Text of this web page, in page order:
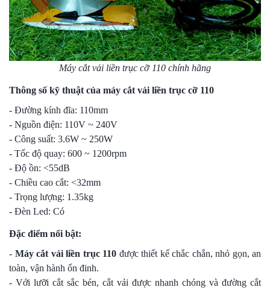
Máy cắt vải liền trục cỡ 110 chính hãng
Thông số kỹ thuật của máy cắt vải liền trục cỡ 110
- Đường kính đĩa: 110mm
- Nguồn điện: 110V ~ 240V
- Công suất: 3.6W ~ 250W
- Tốc độ quay: 600 ~ 1200rpm
- Độ ồn: <55dB
- Chiều cao cắt: <32mm
- Trọng lượng: 1.35kg
- Đèn Led: Có
Đặc điểm nổi bật:
- Máy cắt vải liền trục 110 được thiết kế chắc chắn, nhỏ gọn, an
toàn, vận hành ổn đinh.
- Với lưỡi cắt sắc bén, cắt vải được nhanh chóng và đường cắt